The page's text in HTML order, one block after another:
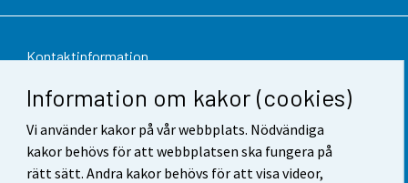
Information om kakor (cookies)
Vi använder kakor på vår webbplats. Nödvändiga
kakor behövs för att webbplatsen ska fungera på
rätt sätt. Andra kakor behövs för att visa videor,
Kontaktinformation
Respons
Användarvillkor
Dataskydd